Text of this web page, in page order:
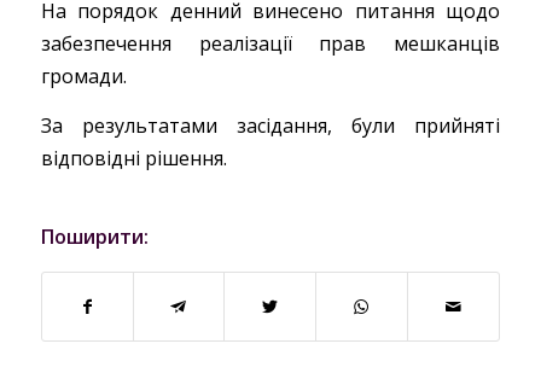
На порядок денний винесено питання щодо
забезпечення реалізації прав мешканців
громади.
За результатами засідання, були прийняті
відповідні рішення.
Поширити: